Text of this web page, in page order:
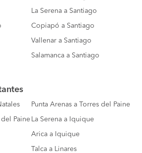
La Serena a Santiago
Copiapó a Santiago
Vallenar a Santiago
Salamanca a Santiago
Punta Arenas a Torres del Paine
del Paine La Serena a Iquique
Arica a Iquique
Talca a Linares